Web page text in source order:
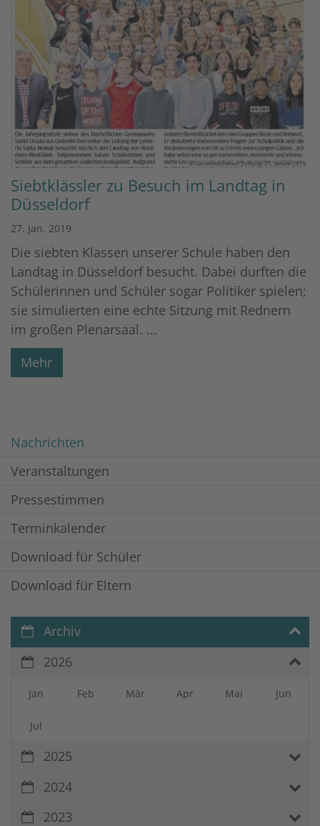
© Geilenkirchener Zeitung, 25. Januar 2019
Siebtklässler zu Besuch im Landtag in
Düsseldorf
27. Jan. 2019
Die siebten Klassen unserer Schule haben den
Landtag in Düsseldorf besucht. Dabei durften die
Schülerinnen und Schüler sogar Politiker spielen;
sie simulierten eine echte Sitzung mit Rednern
im großen Plenarsaal. ...
Mehr
Nachrichten
Veranstaltungen
Pressestimmen
Terminkalender
Download für Schüler
Download für Eltern
Archiv
2026
Jan Feb Mär Apr Mai Jun
Jul
2025
2024
2023